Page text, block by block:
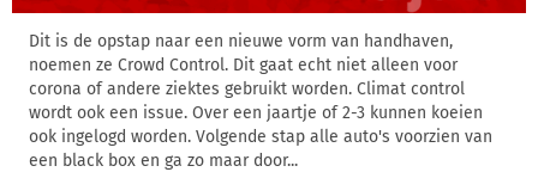
Dit is de opstap naar een nieuwe vorm van handhaven,
noemen ze Crowd Control. Dit gaat echt niet alleen voor
corona of andere ziektes gebruikt worden. Climat control
wordt ook een issue. Over een jaartje of 2-3 kunnen koeien
ook ingelogd worden. Volgende stap alle auto's voorzien van
een black box en ga zo maar door...